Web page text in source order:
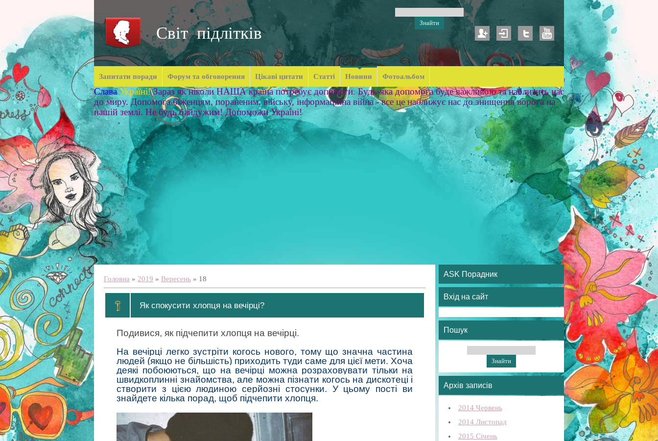
Світ підлітків
Запитати поради Форум та обговорення Цікаві цитати Статті Новини Фотоальбом
Слава Україні! Зараз як ніколи НАША країна потребує допомоги. Будь-яка допомога буде важливою та наблизить нас
до миру. Допомога біженцям, пораненим, війську, інформаційна війна - все це наближує нас до знищення ворога на
нашій землі. Не будь байдужим! Допоможи Україні!
Головна » 2019 » Вересень » 18
Як спокусити хлопця на вечірці?
Подивися, як підчепити хлопця на вечірці.
На вечірці легко зустріти когось нового, тому що значна частина
людей (якщо не більшість) приходить туди саме для цієї мети. Хоча
деякі побоюються, що на вечірці можна розраховувати тільки на
швидкоплинні знайомства, але можна пізнати когось на дискотеці і
створити з цією людиною серйозні стосунки. У цьому пості ви
знайдете кілька порад, щоб підчепити хлопця.
ASK Порадник
Вхід на сайт
Пошук
Архів записів
2014 Червень
2014 Листопад
2015 Січень